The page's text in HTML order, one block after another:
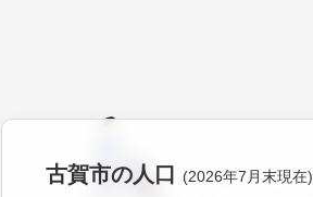
古賀市の人口 (2026年7月末現在)